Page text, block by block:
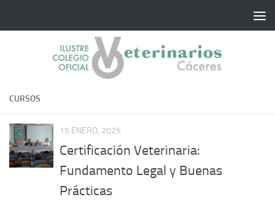
CURSOS
15 ENERO, 2025
Certificación Veterinaria:
Fundamento Legal y Buenas
Prácticas